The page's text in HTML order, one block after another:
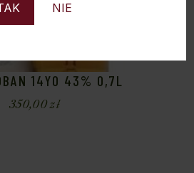
NIE
14YO 43% 0,7L
350,00zł